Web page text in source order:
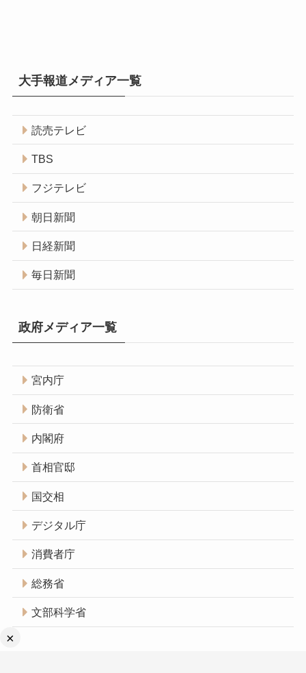
×
大手報道メディア一覧
読売テレビ
TBS
フジテレビ
朝日新聞
日経新聞
毎日新聞
政府メディア一覧
宮内庁
防衛省
内閣府
首相官邸
国交相
デジタル庁
消費者庁
総務省
文部科学省